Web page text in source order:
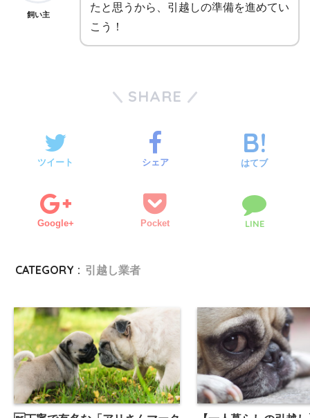
飼い主
たと思うから、引越しの準備を進めてい
こう！
SHARE
ツイート シェア はてブ
Google+ Pocket LINE
CATEGORY : 引越し業者